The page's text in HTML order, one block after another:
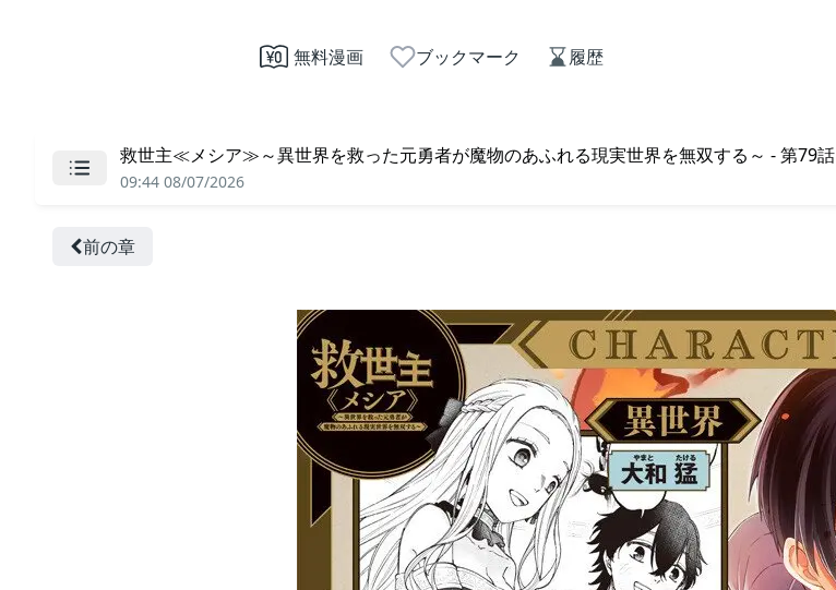
無料漫画 ブックマーク 履歴
救世主≪メシア≫～異世界を救った元勇者が魔物のあふれる現実世界を無双する～ - 第79話
09:44 08/07/2026
前の章